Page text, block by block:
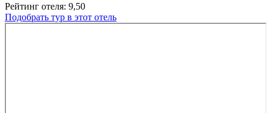
Рейтинг отеля: 9,50
Подобрать тур в этот отель